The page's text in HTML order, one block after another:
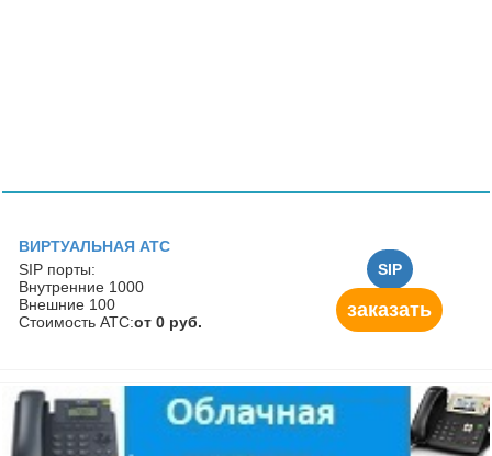
ВИРТУАЛЬНАЯ АТС
SIP порты:
Внутренние 1000
Внешние 100
Стоимость АТС:от 0 руб.
SIP
заказать